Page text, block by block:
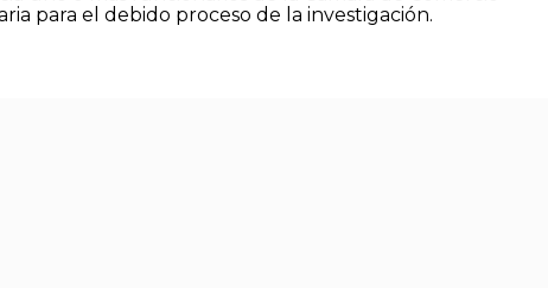
para el debido proceso de la investigación.